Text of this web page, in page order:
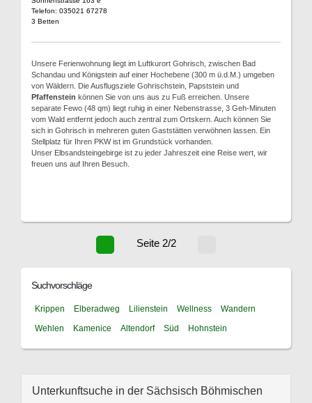
Telefon: 035021 67278
3 Betten
Unsere Ferienwohnung liegt im Luftkurort Gohrisch, zwischen Bad
Schandau und Königstein auf einer Hochebene (300 m ü.d.M.) umgeben
von Wäldern. Die Ausflugsziele Gohrischstein, Papststein und
Pfaffenstein können Sie von uns aus zu Fuß erreichen. Unsere
separate Fewo (48 qm) liegt ruhig in einer Nebenstrasse, 3 Geh-Minuten
vom Wald entfernt jedoch auch zentral zum Ortskern. Auch können Sie
sich in Gohrisch in mehreren guten Gaststätten verwöhnen lassen. Ein
Stellplatz für Ihren PKW ist im Grundstück vorhanden.
Unser Elbsandsteingebirge ist zu jeder Jahreszeit eine Reise wert, wir
freuen uns auf Ihren Besuch.
Seite 2/2
Suchvorschläge
Krippen Elberadweg Lilienstein Wellness
Wandern
Wehlen
Kamenice Altendorf Süd Hohnstein
Unterkunftsuche in der Sächsisch Böhmischen